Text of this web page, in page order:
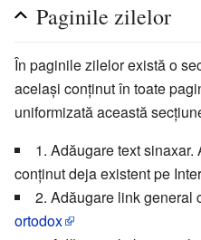
Paginile zilelor
În paginile zilelor există o
același conținut în toate
uniformizată această
1. Adăugare text
conținut deja existent pe
2. Adăugare link general
ortodox